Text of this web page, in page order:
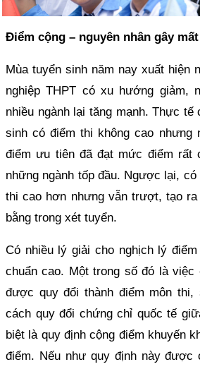
Điểm cộng – nguyên nhân gây
Mùa tuyển sinh năm nay xuất hiện
nghiệp THPT có xu hướng giảm,
nhiều ngành lại tăng mạnh. Thực
sinh có điểm thi không cao nhưng
điểm ưu tiên đã đạt mức điểm rất
những ngành tốp đầu. Ngược lại,
thi cao hơn nhưng vẫn trượt, tạo
bằng trong xét tuyển.
Có nhiều lý giải cho nghịch lý
chuẩn cao. Một trong số đó là việc
được quy đổi thành điểm môn thi,
cách quy đổi chứng chỉ quốc tế
biệt là quy định cộng điểm khuyến
điểm. Nếu như quy định này được